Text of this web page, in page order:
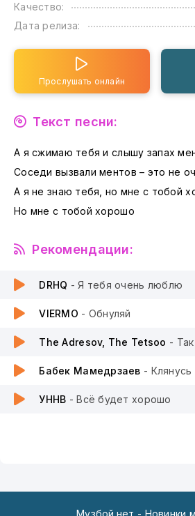
Качество:
Дата релиза:
Прослушать онлайн
Текст песни:
А я сжимаю тебя и слышу запах
Соседи вызвали ментов – это не
А я не знаю тебя, но мне с тобой
Но мне с тобой хорошо
Рекомендации:
DRHQ - Я тебя очень люблю
VIERMO - Обнуляй
The Adresov, The Tetsoo - Так
Бабек Мамедрзаев -
УННВ - Всё будет хорошо